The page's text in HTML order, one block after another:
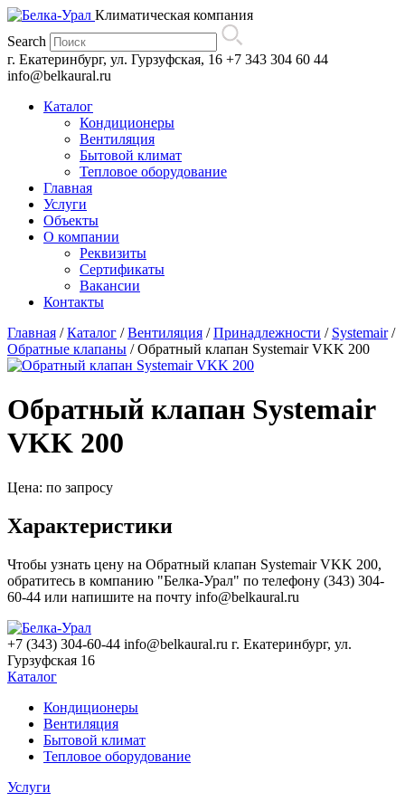
Климатическая компания
Search
г. Екатеринбург, ул. Гурзуфская, 16 +7 343 304 60 44
info@belkaural.ru
Каталог
Кондиционеры
Вентиляция
Бытовой климат
Тепловое оборудование
Главная
Услуги
Объекты
О компании
Реквизиты
Сертификаты
Вакансии
Контакты
Главная /Каталог /Вентиляция /Принадлежности / Systemair /
Обратные клапаны /Обратный клапан Systemair VKK 200
Обратный клапан Systemair
VKK 200
Цена: по запросу
Характеристики
Чтобы узнать цену на Обратный клапан Systemair VKK 200,
обратитесь в компанию "Белка-Урал" по телефону (343) 304-
60-44 или напишите на почту info@belkaural.ru
+7 (343) 304-60-44 info@belkaural.ru г. Екатеринбург, ул.
Гурзуфская 16
Каталог
Кондиционеры
Вентиляция
Бытовой климат
Тепловое оборудование
Услуги